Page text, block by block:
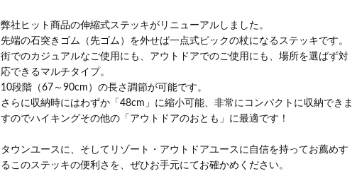
弊社ヒット商品の伸縮式ステッキがリニューアルしました。
先端の石突きゴム（先ゴム）を外せば一点式ピックの杖になるステッキです。
街でのカジュアルなご使用にも、アウトドアでのご使用にも、場所を選ばず対
応できるマルチタイプ。
10段階（67～90cm）の長さ調節が可能です。
さらに収納時にはわずか「48cm」に縮小可能、非常にコンパクトに収納できま
すのでハイキングその他の「アウトドアのおとも」に最適です！
タウンユースに、そしてリゾート・アウトドアユースに自信を持ってお薦めす
るこのステッキの便利さを、ぜひお手元にてお確かめください。